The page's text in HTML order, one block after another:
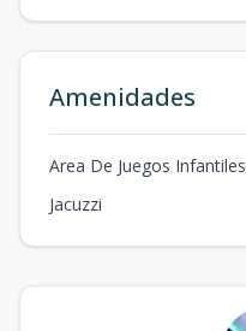
Amenidades
Area De Juegos Infantiles
Jacuzzi